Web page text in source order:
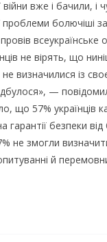
вже і бачили, і
проблеми болючіші
провів
не вірять, що
визначилися із
—
що 57% українців
гарантії безпеки
не змогли
й